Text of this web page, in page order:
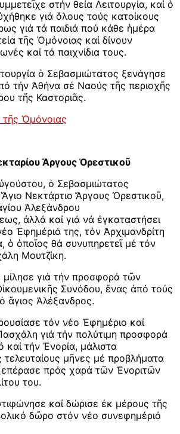
στήν θεία Λειτουργία, καί ὁ
γιά ὅλους τούς κατοίκους
γιά τά παιδιά πού κάθε ἡμέρα
τῆς Ὁμόνοιας καί δίνουν
καί τά παιχνίδια τους.
ὁ Σεβασμιώτατος ξενάγησε
τήν Ἀθήνα σέ Ναούς τῆς περιοχῆς
τῆς Καστοριᾶς.
Ἄργους Ὀρεστικοῦ
ὁ Σεβασμιώτατος
Νεκτάρτιο Ἄργους Ὀρεστικοῦ,
Ἀλεξάνδρου
ἀλλά καί γιά νά ἐγκαταστήσει
Ἐφημέριό της, τόν Ἀρχιμανδρίτη
ὁποῖος θά συνυπηρετεῖ μέ τόν
Μουτζίκη.
γιά τήν προσφορά τῶν
Συνόδου, ἕνας ἀπό τούς
ἅγιος Ἀλέξανδρος.
τόν νέο Ἐφημέριο καί
γιά τήν πολύτιμη προσφορά
τήν Ἐνορία, μάλιστα
τελευταίους μῆνες μέ προβλήματα
πρός χαρά τῶν Ἐνοριτῶν
του.
καί δώρισε ἐκ μέρους τῆς
δῶρο στόν νέο συνεφημέριό